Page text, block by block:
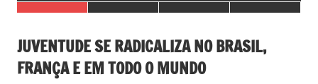
Leia mais »
JUVENTUDE SE RADICALIZA NO BRASIL,
FRANÇA E EM TODO O MUNDO